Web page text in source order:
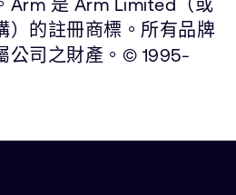
）的註冊商標。所有品牌
公司之財產。© 1995-